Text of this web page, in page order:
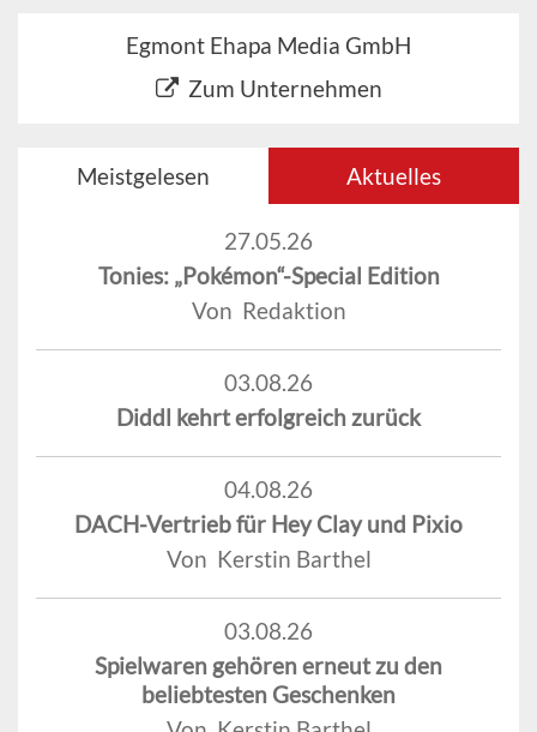
Egmont Ehapa Media GmbH
Zum Unternehmen
Meistgelesen Aktuelles
27.05.26
Tonies: „Pokémon“-Special Edition
Von Redaktion
03.08.26
Diddl kehrt erfolgreich zurück
04.08.26
DACH-Vertrieb für Hey Clay und Pixio
Von Kerstin Barthel
03.08.26
Spielwaren gehören erneut zu den
beliebtesten Geschenken